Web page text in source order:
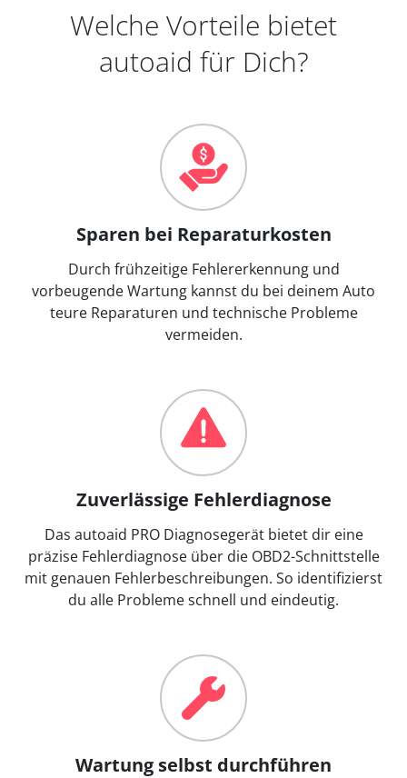
Welche Vorteile bietet
autoaid für Dich?
Sparen bei Reparaturkosten
Durch frühzeitige Fehlererkennung und
vorbeugende Wartung kannst du bei deinem Auto
teure Reparaturen und technische Probleme
vermeiden.
Zuverlässige Fehlerdiagnose
Das autoaid PRO Diagnosegerät bietet dir eine
präzise Fehlerdiagnose über die OBD2-Schnittstelle
mit genauen Fehlerbeschreibungen. So identifizierst
du alle Probleme schnell und eindeutig.
Wartung selbst durchführen